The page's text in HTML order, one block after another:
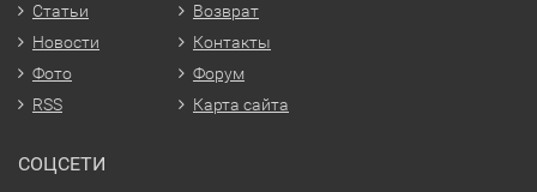
Статьи
Новости
Фото
RSS
Возврат
Контакты
Форум
Карта сайта
СОЦСЕТИ